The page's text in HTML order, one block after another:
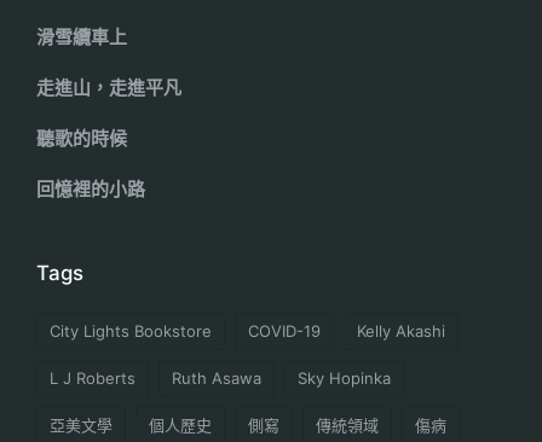
滑雪纜車上
走進山，走進平凡
聽歌的時候
回憶裡的小路
Tags
City Lights Bookstore COVID-19 Kelly Akashi
L J Roberts Ruth Asawa Sky Hopinka
亞美文學 個人歷史 側寫 傳統領域 傷病